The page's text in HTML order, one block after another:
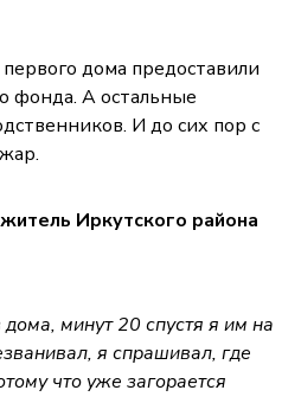
дома предоставили
фонда. А остальные
И до сих пор с
Иркутского района
минут 20 спустя я им на
я спрашивал, где
что уже загорается